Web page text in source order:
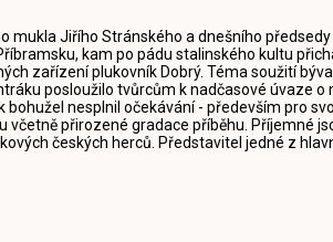
mukla Jiřího Stránského a dnešního
kam po pádu stalinského kultu
zařízení plukovník Dobrý. Téma soužití
posloužilo tvůrcům k nadčasové úvaze
bohužel nesplnil očekávání - především pro
včetně přirozené gradace příběhu. Příjemné
českých herců. Představitel jedné z